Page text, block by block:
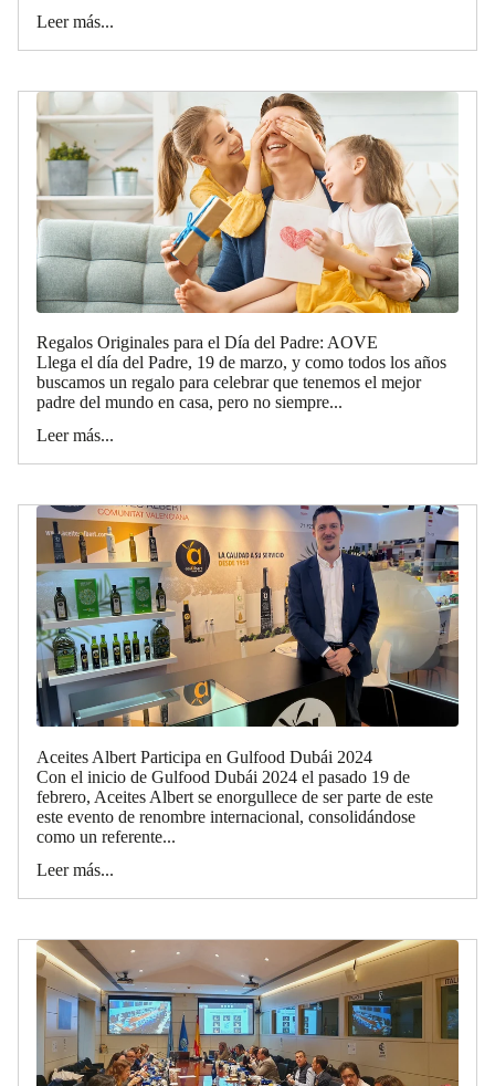
Leer más...
Regalos Originales para el Día del Padre: AOVE
Llega el día del Padre, 19 de marzo, y como todos los años
buscamos un regalo para celebrar que tenemos el mejor
padre del mundo en casa, pero no siempre...
Leer más...
Aceites Albert Participa en Gulfood Dubái 2024
Con el inicio de Gulfood Dubái 2024 el pasado 19 de
febrero, Aceites Albert se enorgullece de ser parte de este
este evento de renombre internacional, consolidándose
como un referente...
Leer más...